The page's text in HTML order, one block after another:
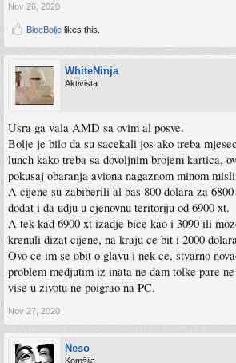
Nov 26, 2020
BiceBolje likes this.
WhiteNinja
Aktivista
Usra ga vala AMD sa ovim al posve.
Bolje je bilo da su sacekali jos ako treba
lunch kako treba sa dovoljnim brojem kartica,
pokusaj obaranja aviona nagaznom minom
A cijene su zabiberili al bas 800 dolara za
dodat i da udju u cjenovnu teritoriju od 6900 xt.
A tek kad 6900 xt izadje bice kao i 3090 ili
krenuli dizat cijene, na kraju ce bit i 2000
Ovo ce im se obit o glavu i nek ce, stvarno
problem medjutim iz inata ne dam tolke pare
vise u zivotu ne poigrao na PC.
Nov 27, 2020
Neso
Komšija